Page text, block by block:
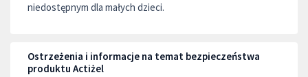
niedostępnym dla małych dzieci.
Ostrzeżenia i informacje na temat bezpieczeństwa
produktu Actiżel